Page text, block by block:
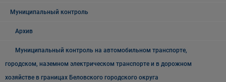
Муниципальный контроль
Архив
Муниципальный контроль на автомобильном транспорте,
городском, наземном электрическом транспорте и в дорожном
хозяйстве в границах Беловского городского округа